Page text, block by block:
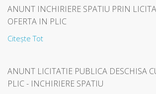
ANUNT INCHIRIERE SPATIU PRIN
OFERTA IN PLIC
Citește Tot
ANUNT LICITATIE PUBLICA DESCHISA
PLIC - INCHIRIERE SPATIU